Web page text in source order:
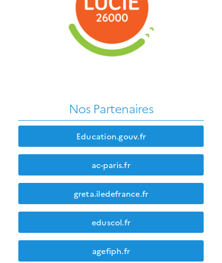
Nos Partenaires
Education.gouv.fr
ac-paris.fr
greta.iledefrance.fr
eduscol.fr
agefiph.fr